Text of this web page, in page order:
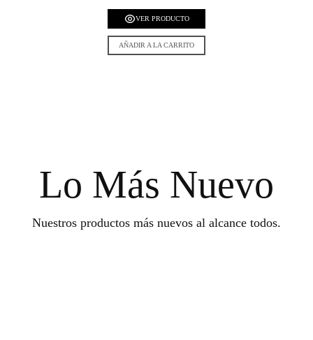
VER PRODUCTO
AÑADIR A LA CARRITO
Lo Más Nuevo
Nuestros productos más nuevos al alcance todos.